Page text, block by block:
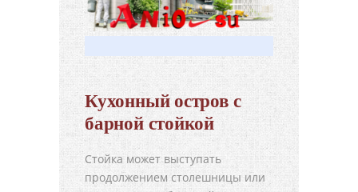
Кухонный остров с
барной стойкой
Стойка может выступать
продолжением столешницы или